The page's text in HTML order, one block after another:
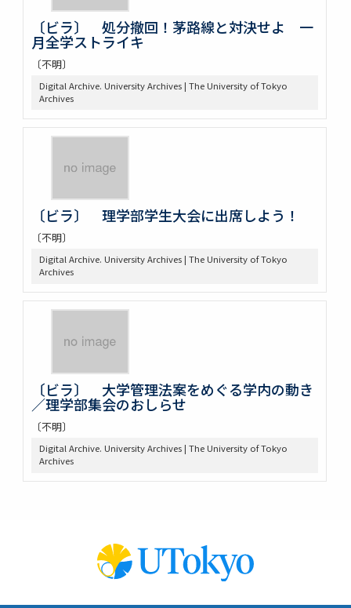
〔ビラ〕 処分撤回！茅路線と対決せよ 一
月全学ストライキ
〔不明〕
Digital Archive. University Archives | The University of Tokyo
Archives
〔ビラ〕 理学部学生大会に出席しよう！
〔不明〕
Digital Archive. University Archives | The University of Tokyo
Archives
〔ビラ〕 大学管理法案をめぐる学内の動き
／理学部集会のおしらせ
〔不明〕
Digital Archive. University Archives | The University of Tokyo
Archives